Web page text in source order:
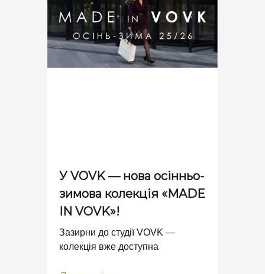
У VOVK — нова осінньо-
зимова колекція «MADE
IN VOVK»!
Зазирни до студії VOVK —
колекція вже доступна